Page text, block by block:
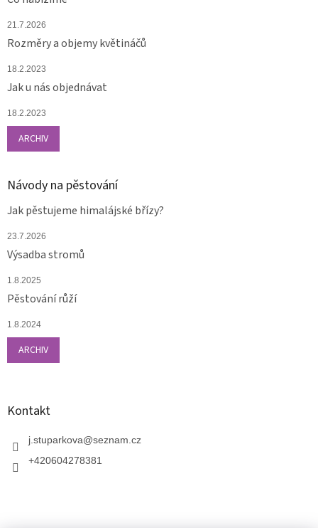
21.7.2026
Rozměry a objemy květináčů
18.2.2023
Jak u nás objednávat
18.2.2023
ARCHIV
Návody na pěstování
Jak pěstujeme himalájské břízy?
23.7.2026
Výsadba stromů
1.8.2025
Pěstování růží
1.8.2024
ARCHIV
Kontakt
j.stuparkova@seznam.cz
+420604278381